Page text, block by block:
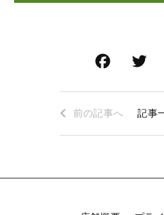
前の記事へ 記事